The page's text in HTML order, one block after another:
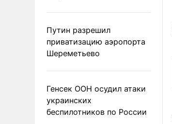
Путин разрешил
приватизацию аэропорта
Шереметьево
Генсек ООН осудил атаки
украинских
беспилотников по России